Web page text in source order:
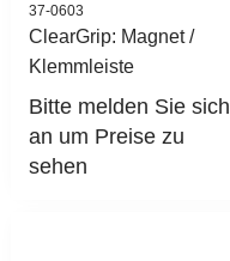
37-0603
ClearGrip: Magnet /
Klemmleiste
Bitte melden Sie sich
an um Preise zu
sehen